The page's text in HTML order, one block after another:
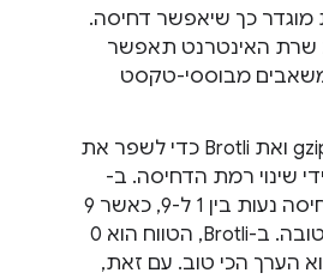
כך שיאפשר דחיסה.
האינטרנט תאפשר
מבוססי-טקסט
אפשר לכוונן את gzip ואת Brotli כדי לשפר את
שינוי רמת הדחיסה. ב-
gzip, הגדרות הדחיסה נעות בין 1 ל-9, כאשר 9
היא ההגדרה הכי טובה. ב-Brotli, הטווח הוא 0
11 הוא הערך הכי טוב. עם זאת,